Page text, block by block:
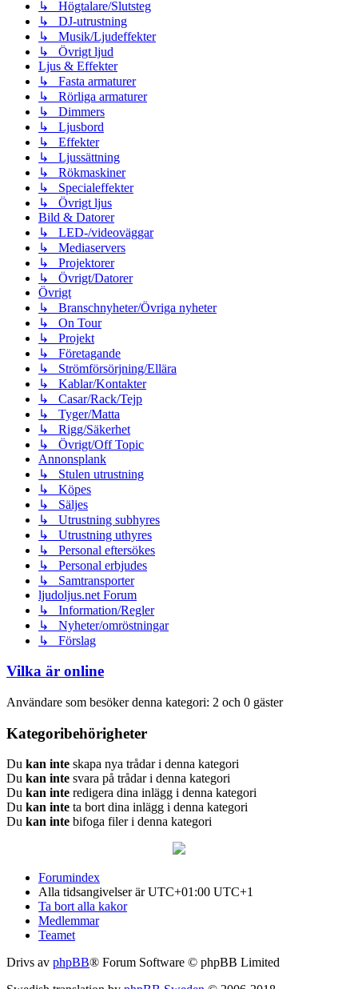
↳ Högtalare/Slutsteg
↳ DJ-utrustning
↳ Musik/Ljudeffekter
↳ Övrigt ljud
Ljus & Effekter
↳ Fasta armaturer
↳ Rörliga armaturer
↳ Dimmers
↳ Ljusbord
↳ Effekter
↳ Ljussättning
↳ Rökmaskiner
↳ Specialeffekter
↳ Övrigt ljus
Bild & Datorer
↳ LED-/videoväggar
↳ Mediaservers
↳ Projektorer
↳ Övrigt/Datorer
Övrigt
↳ Branschnyheter/Övriga nyheter
↳ On Tour
↳ Projekt
↳ Företagande
↳ Strömförsörjning/Ellära
↳ Kablar/Kontakter
↳ Casar/Rack/Tejp
↳ Tyger/Matta
↳ Rigg/Säkerhet
↳ Övrigt/Off Topic
Annonsplank
↳ Stulen utrustning
↳ Köpes
↳ Säljes
↳ Utrustning subhyres
↳ Utrustning uthyres
↳ Personal eftersökes
↳ Personal erbjudes
↳ Samtransporter
ljudoljus.net Forum
↳ Information/Regler
↳ Nyheter/omröstningar
↳ Förslag
Vilka är online
Användare som besöker denna kategori: 2 och 0 gäster
Kategoribehörigheter
Du kan inte skapa nya trådar i denna kategori
Du kan inte svara på trådar i denna kategori
Du kan inte redigera dina inlägg i denna kategori
Du kan inte ta bort dina inlägg i denna kategori
Du kan inte bifoga filer i denna kategori
Forumindex
Alla tidsangivelser är UTC+01:00 UTC+1
Ta bort alla kakor
Medlemmar
Teamet
Drivs av phpBB® Forum Software © phpBB Limited